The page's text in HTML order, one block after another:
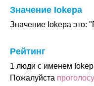
Значение Iokepa
Значение Iokepa это:
Рейтинг
1 люди с именем
Пожалуйста